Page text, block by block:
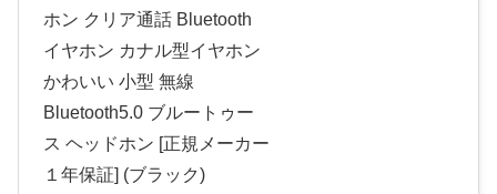
ホン クリア通話 Bluetooth
イヤホン カナル型イヤホン
かわいい 小型 無線
Bluetooth5.0 ブルートゥー
ス ヘッドホン [正規メーカー
１年保証] (ブラック)